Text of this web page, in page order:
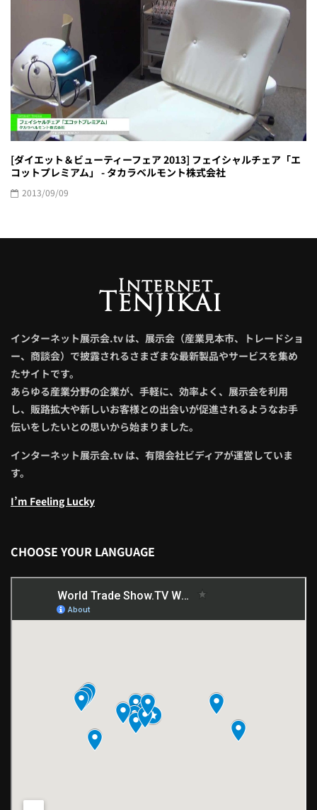
[ダイエット＆ビューティーフェア 2013] フェイシャルチェア「エ
コットプレミアム」 - タカラベルモント株式会社
2013/09/09
インターネット展示会.tv は、展示会（産業見本市、トレードショ
ー、商談会）で披露されるさまざまな最新製品やサービスを集め
たサイトです。
あらゆる産業分野の企業が、手軽に、効率よく、展示会を利用
し、販路拡大や新しいお客様との出会いが促進されるようなお手
伝いをしたいとの思いから始まりました。
インターネット展示会.tv は、有限会社ビディアが運営していま
す。
I’m Feeling Lucky
CHOOSE YOUR LANGUAGE